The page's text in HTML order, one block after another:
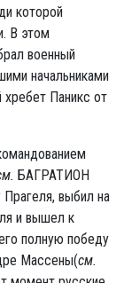
которой
В этом
военный
начальниками
Паникс от
БАГРАТИОН
выбил на
и вышел к
полную победу
Массены(см.